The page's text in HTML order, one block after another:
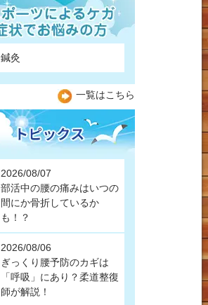
鍼灸
一覧はこちら
2026/08/07
部活中の腰の痛みはいつの
間にか骨折しているか
も！？
2026/08/06
ぎっくり腰予防のカギは
「呼吸」にあり？柔道整復
師が解説！